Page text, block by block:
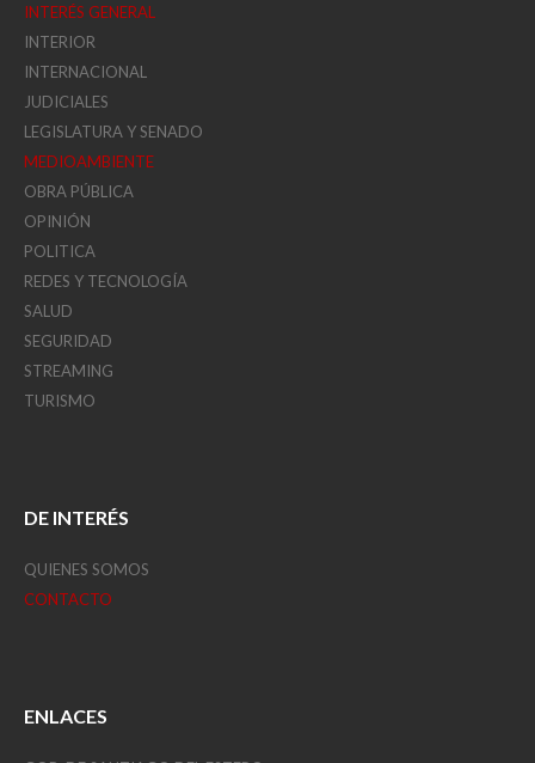
INTERÉS GENERAL
INTERIOR
INTERNACIONAL
JUDICIALES
LEGISLATURA Y SENADO
MEDIOAMBIENTE
OBRA PÚBLICA
OPINIÓN
POLITICA
REDES Y TECNOLOGÍA
SALUD
SEGURIDAD
STREAMING
TURISMO
DE INTERÉS
QUIENES SOMOS
CONTACTO
ENLACES